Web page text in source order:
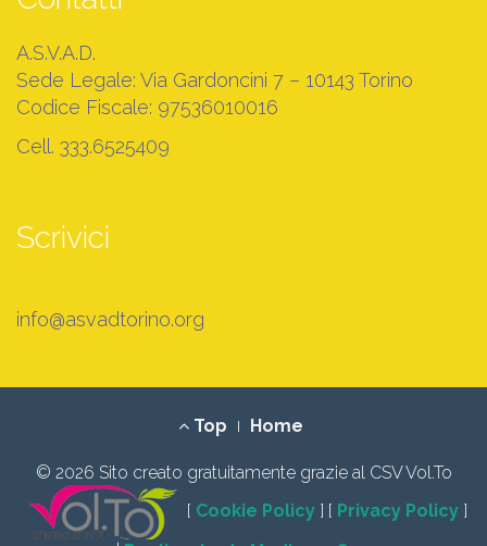
A.S.V.A.D.
Sede Legale: Via Gardoncini 7 – 10143 Torino
Codice Fiscale: 97536010016
Cell. 333.6525409
Scrivici
info@asvadtorino.org
Menu
Top Home
© 2026 Sito creato gratuitamente grazie al CSV Vol.To
[ Cookie Policy ] [ Privacy Policy ]